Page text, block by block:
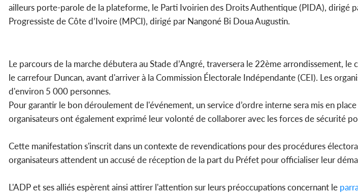
ailleurs porte-parole de la plateforme, le Parti Ivoirien des Droits Authentique (PIDA), dirigé
Progressiste de Côte d’Ivoire (MPCI), dirigé par Nangoné Bi Doua Augustin.
Le parcours de la marche débutera au Stade d’Angré, traversera le 22ème arrondissement,
le carrefour Duncan, avant d'arriver à la Commission Électorale Indépendante (CEI). Les
d'environ 5 000 personnes.
Pour garantir le bon déroulement de l'événement, un service d’ordre interne sera mis en
organisateurs ont également exprimé leur volonté de collaborer avec les forces de sécurité
Cette manifestation s'inscrit dans un contexte de revendications pour des procédures
organisateurs attendent un accusé de réception de la part du Préfet pour officialiser leur
L'ADP et ses alliés espèrent ainsi attirer l'attention sur leurs préoccupations concernant le